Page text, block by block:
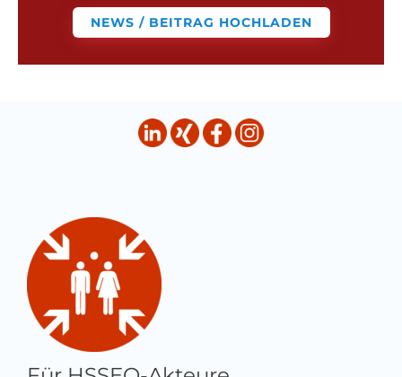
NEWS / BEITRAG HOCHLADEN